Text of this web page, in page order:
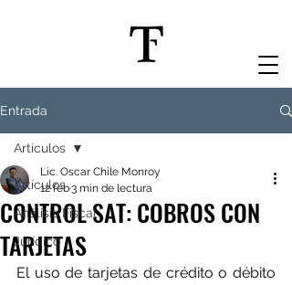
Entrada
Artículos
Análisis Fiscal
Jurídico
Artículos
CONTROL SAT: COBROS CON
TARJETAS
Lic. Oscar Chile Monroy
12 feb3 min de lectura
El uso de tarjetas de crédito o débito